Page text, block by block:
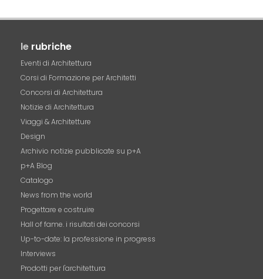
le rubriche
Eventi di Architettura
Corsi di Formazione per Architetti
Concorsi di Architettura
Notizie di Architettura
Viaggi & Architetture
Design
Archivio notizie pubblicate su p+A
p+A Blog
Catalogo
News from the world
Progettare e costruire
Hall of fame. i risultati dei concorsi
Up-to-date: la professione in progress
Interviews
Prodotti per l'architettura